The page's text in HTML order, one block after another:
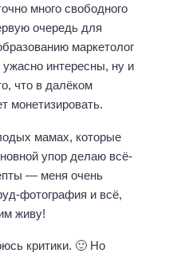
много свободного
очередь для
маркетолог
интересны, ну и
что в далёком
монетизировать.
мамах, которые
упор делаю всё-
— меня очень
фотография и всё,
живу!
критики. 🙂 Но